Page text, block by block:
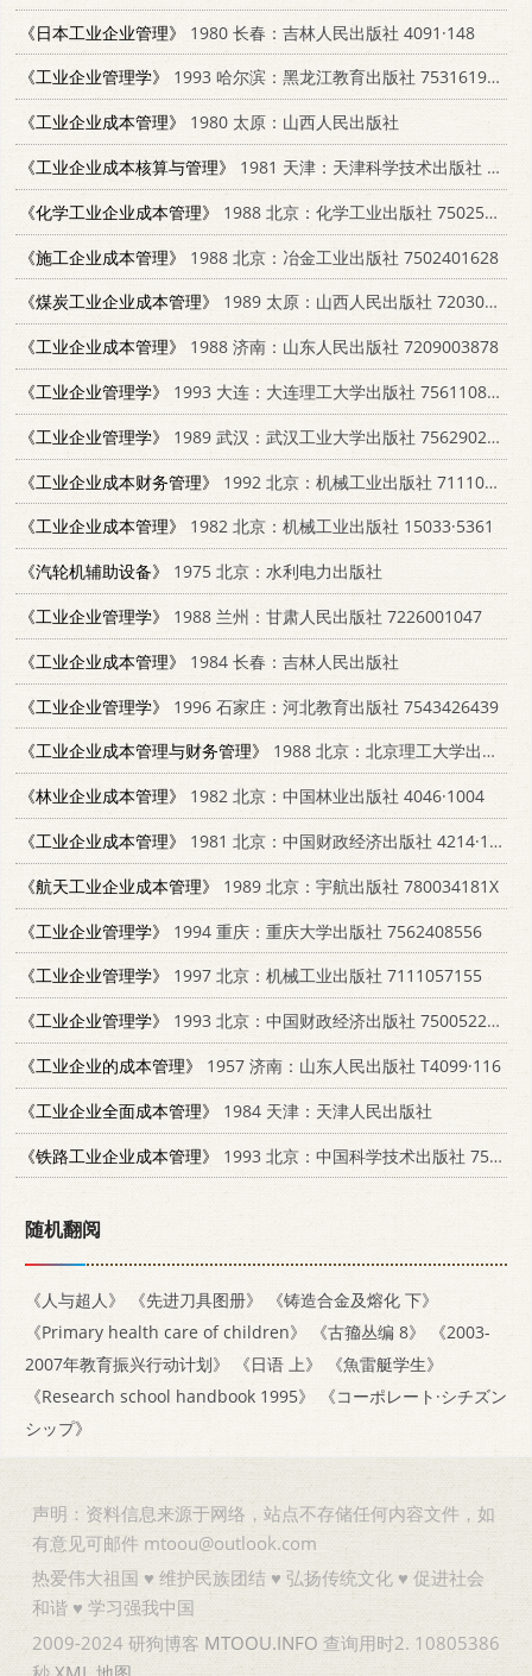
《日本工业企业管理》
1980 长春：吉林人民出版社 4091·148
《工业企业管理学》
1993 哈尔滨：黑龙江教育出版社 753161913X
《工业企业成本管理》
1980 太原：山西人民出版社
《工业企业成本核算与管理》
1981 天津：天津科学技术出版社 4212·7
《化学工业企业成本管理》
1988 北京：化学工业出版社 750250382X
《施工企业成本管理》
1988 北京：冶金工业出版社 7502401628
《煤炭工业企业成本管理》
1989 太原：山西人民出版社 7203000818
《工业企业成本管理》
1988 济南：山东人民出版社 7209003878
《工业企业管理学》
1993 大连：大连理工大学出版社 7561108427
《工业企业管理学》
1989 武汉：武汉工业大学出版社 7562902712
《工业企业成本财务管理》
1992 北京：机械工业出版社 7111036972
《工业企业成本管理》
1982 北京：机械工业出版社 15033·5361
《汽轮机辅助设备》
1975 北京：水利电力出版社
《工业企业管理学》
1988 兰州：甘肃人民出版社 7226001047
《工业企业成本管理》
1984 长春：吉林人民出版社
《工业企业管理学》
1996 石家庄：河北教育出版社 7543426439
《工业企业成本管理与财务管理》
1988 北京：北京理工大学出版社 7810130803
《林业企业成本管理》
1982 北京：中国林业出版社 4046·1004
《工业企业成本管理》
1981 北京：中国财政经济出版社 4214·1017
《航天工业企业成本管理》
1989 北京：宇航出版社 780034181X
《工业企业管理学》
1994 重庆：重庆大学出版社 7562408556
《工业企业管理学》
1997 北京：机械工业出版社 7111057155
《工业企业管理学》
1993 北京：中国财政经济出版社 7500522142
《工业企业的成本管理》
1957 济南：山东人民出版社 T4099·116
《工业企业全面成本管理》
1984 天津：天津人民出版社
《铁路工业企业成本管理》
1993 北京：中国科学技术出版社 7504608521
随机翻阅
《人与超人》 《先进刀具图册》
《铸造合金及熔化 下》
《Primary health care of children》
《古籀丛编 8》
《2003-
2007年教育振兴行动计划》
《日语 上》
《魚雷艇学生》
《Research school handbook 1995》
《コーポレート·シチズン
シップ》
声明：资料信息来源于网络，站点不存储任何内容文件，如
有意见可邮件 mtoou@outlook.com
热爱伟大祖国 ♥ 维护民族团结 ♥ 弘扬传统文化 ♥ 促进社会
和谐 ♥ 学习强我中国
2009-2024 研狗博客 MTOOU.INFO 查询用时2. 10805386